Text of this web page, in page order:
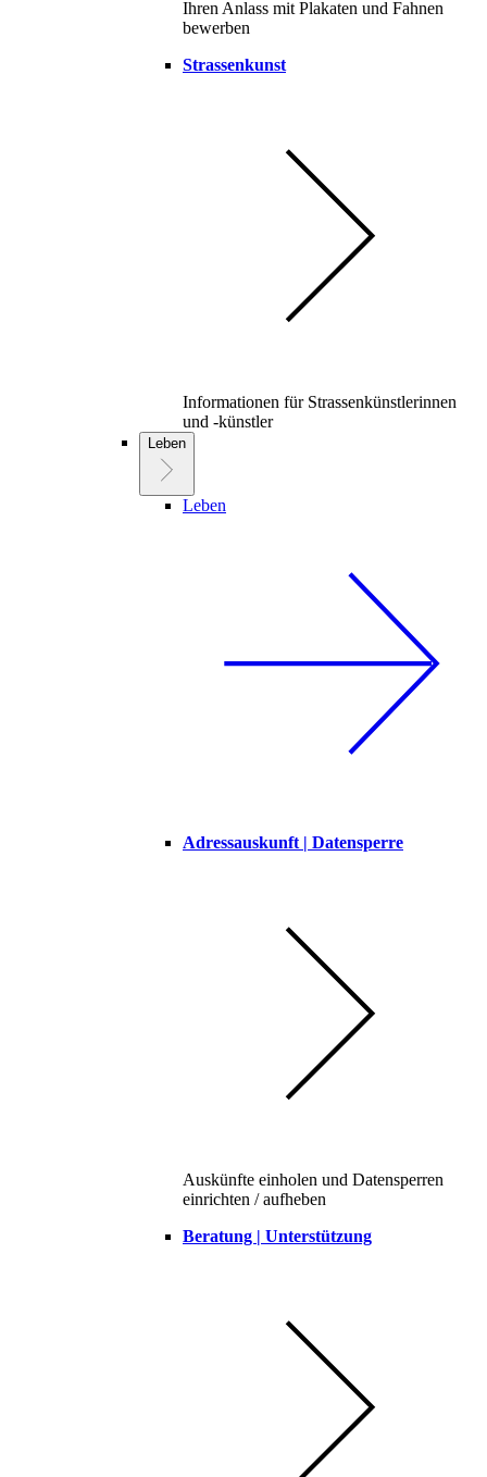
Ihren Anlass mit Plakaten und Fahnen
bewerben
Strassenkunst
Informationen für Strassenkünstlerinnen
und -künstler
Leben
Leben
Adressauskunft | Datensperre
Auskünfte einholen und Datensperren
einrichten / aufheben
Beratung | Unterstützung